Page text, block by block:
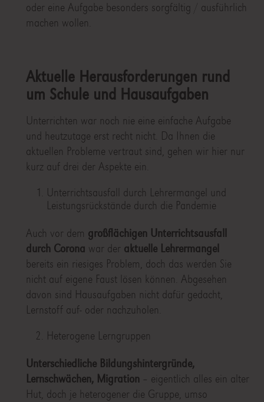
oder eine Aufgabe besonders sorgfältig / ausführlich
machen wollen.
Aktuelle Herausforderungen rund
um Schule und Hausaufgaben
Unterrichten war noch nie eine einfache Aufgabe
und heutzutage erst recht nicht. Da Ihnen die
aktuellen Probleme vertraut sind, gehen wir hier nur
kurz auf drei der Aspekte ein.
Unterrichtsausfall durch Lehrermangel und
Leistungsrückstände durch die Pandemie
Auch vor dem großflächigen Unterrichtsausfall
durch Corona war der aktuelle Lehrermangel
bereits ein riesiges Problem, doch das werden Sie
nicht auf eigene Faust lösen können. Abgesehen
davon sind Hausaufgaben nicht dafür gedacht,
Lernstoff auf- oder nachzuholen.
Heterogene Lerngruppen
Unterschiedliche Bildungshintergründe,
Lernschwächen, Migration – eigentlich alles ein alter
Hut, doch je heterogener die Gruppe, umso